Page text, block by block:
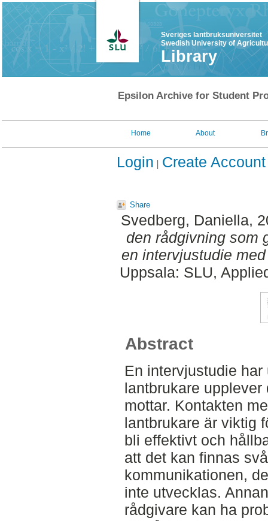
Sveriges lantbruksuniversitet
Swedish University of
Library
Epsilon Archive for Student
Home About
Login Create Account
Share
Svedberg, Daniella,
den rådgivning som
en intervjustudie
Uppsala: SLU,
Abstract
En intervjustudie
lantbrukare
mottar. Kontakten
lantbrukare är viktig
bli effektivt och
att det kan finnas
kommunikationen,
inte utvecklas.
rådgivare kan ha